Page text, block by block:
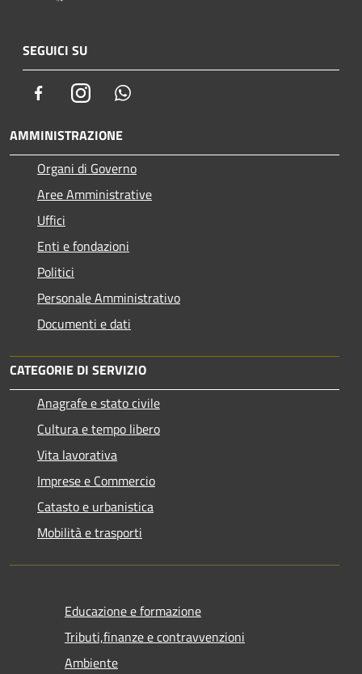
SEGUICI SU
FacebookInstagram
AMMINISTRAZIONE
Organi di Governo
Aree Amministrative
Uffici
Enti e fondazioni
Politici
Personale Amministrativo
Documenti e dati
CATEGORIE DI SERVIZIO
Anagrafe e stato civile
Cultura e tempo libero
Vita lavorativa
Imprese e Commercio
Catasto e urbanistica
Mobilità e trasporti
Educazione e formazione
Tributi,finanze e contravvenzioni
Ambiente